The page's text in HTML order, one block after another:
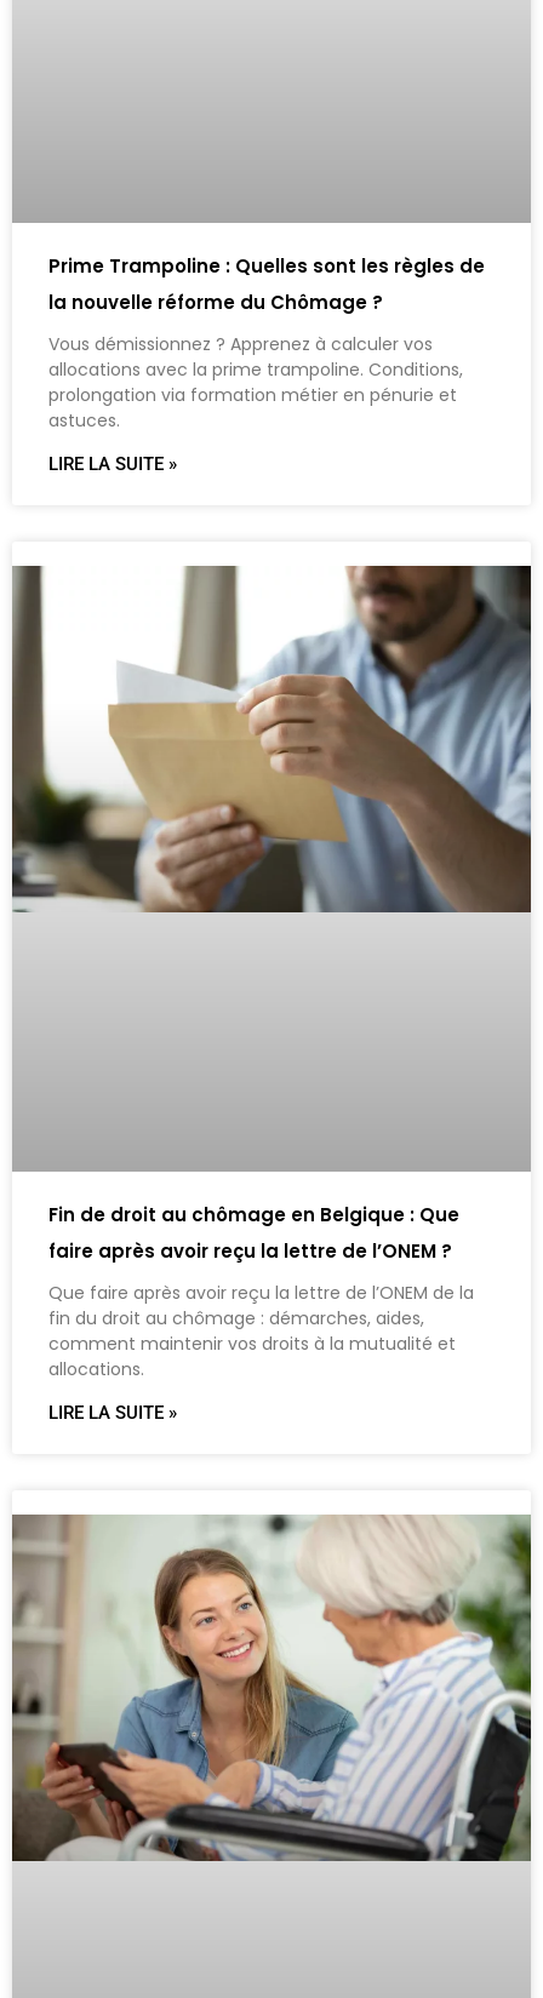
Prime Trampoline : Quelles sont les règles de
la nouvelle réforme du Chômage ?
Vous démissionnez ? Apprenez à calculer vos
allocations avec la prime trampoline. Conditions,
prolongation via formation métier en pénurie et
astuces.
LIRE LA SUITE »
Fin de droit au chômage en Belgique : Que
faire après avoir reçu la lettre de l’ONEM ?
Que faire après avoir reçu la lettre de l’ONEM de la
fin du droit au chômage : démarches, aides,
comment maintenir vos droits à la mutualité et
allocations.
LIRE LA SUITE »